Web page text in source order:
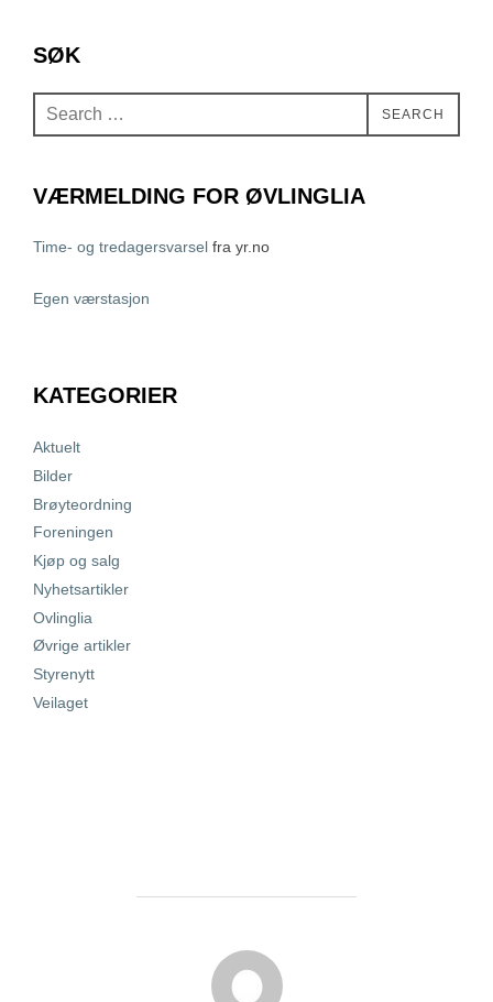
SØK
Search
for:
SEARCH
VÆRMELDING FOR ØVLINGLIA
Time- og tredagersvarsel fra yr.no
Egen værstasjon
KATEGORIER
Aktuelt
Bilder
Brøyteordning
Foreningen
Kjøp og salg
Nyhetsartikler
Ovlinglia
Øvrige artikler
Styrenytt
Veilaget
POST AUTHOR